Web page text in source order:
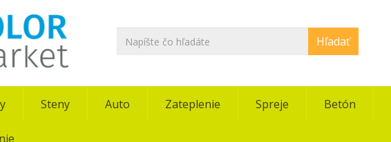
Hľadať
Steny Auto Zateplenie Spreje Betón